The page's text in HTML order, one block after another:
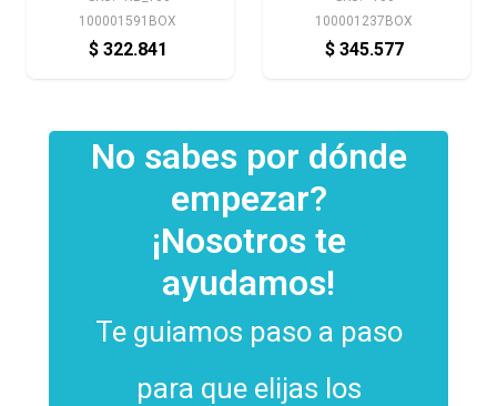
100001591BOX
$ 322.841
100001237BOX
$ 345.577
No sabes por dónde
empezar?
¡Nosotros te
ayudamos!
Te guiamos paso a paso
para que elijas los